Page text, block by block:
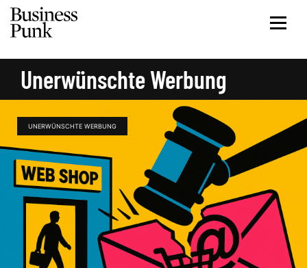
Unerwünschte Werbung
UNERWÜNSCHTE WERBUNG